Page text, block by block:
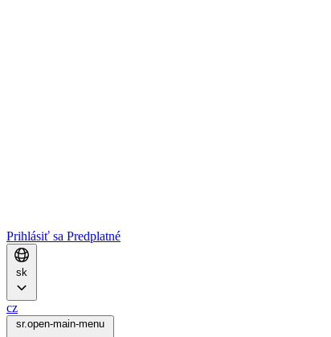
Prihlásiť sa Predplatné
sk
cz
sr.open-main-menu